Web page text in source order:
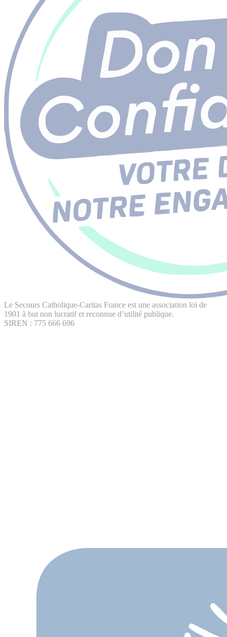
Le Secours Catholique-Caritas France est une association loi de
1901 à but non lucratif et reconnue d’utilité publique.
SIREN : 775 666 696